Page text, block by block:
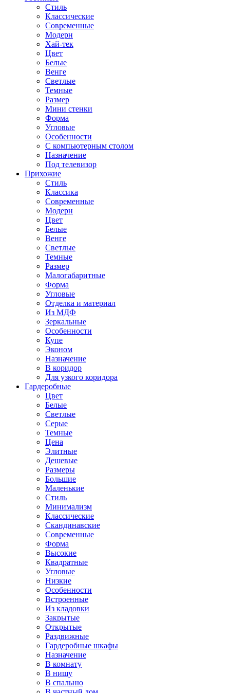
Стиль
Классические
Современные
Модерн
Хай-тек
Цвет
Белые
Венге
Светлые
Темные
Размер
Мини стенки
Форма
Угловые
Особенности
С компьютерным столом
Назначение
Под телевизор
Прихожие
Стиль
Классика
Современные
Модерн
Цвет
Белые
Венге
Светлые
Темные
Размер
Малогабаритные
Форма
Угловые
Отделка и материал
Из МДФ
Зеркальные
Особенности
Купе
Эконом
Назначение
В коридор
Для узкого коридора
Гардеробные
Цвет
Белые
Светлые
Серые
Темные
Цена
Элитные
Дешевые
Размеры
Большие
Маленькие
Стиль
Минимализм
Классические
Скандинавские
Современные
Форма
Высокие
Квадратные
Угловые
Низкие
Особенности
Встроенные
Из кладовки
Закрытые
Открытые
Раздвижные
Гардеробные шкафы
Назначение
В комнату
В нишу
В спальню